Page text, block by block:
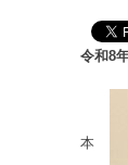
令和8
本